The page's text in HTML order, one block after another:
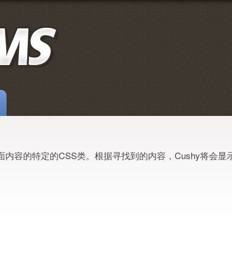
容的特定的CSS类。根据寻找到的内容，Cushy将会显